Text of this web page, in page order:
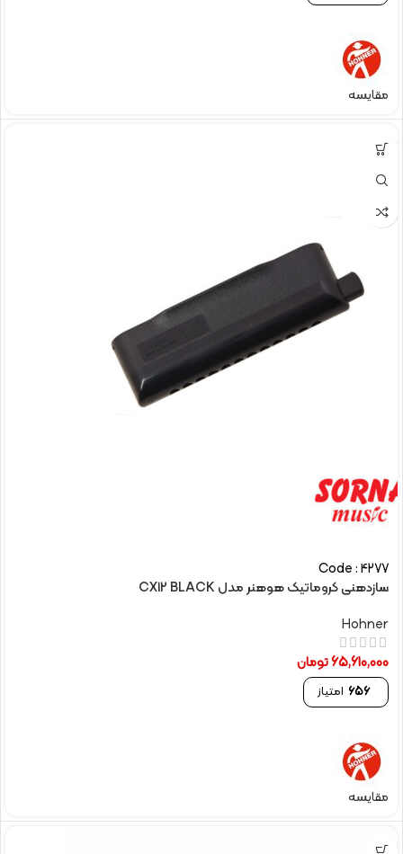
مقایسه
Code : 4277
سازدهنی کروماتیک هوهنر مدل CX12 BLACK
Hohner
65,610,000تومان
656 امتیاز
مقایسه